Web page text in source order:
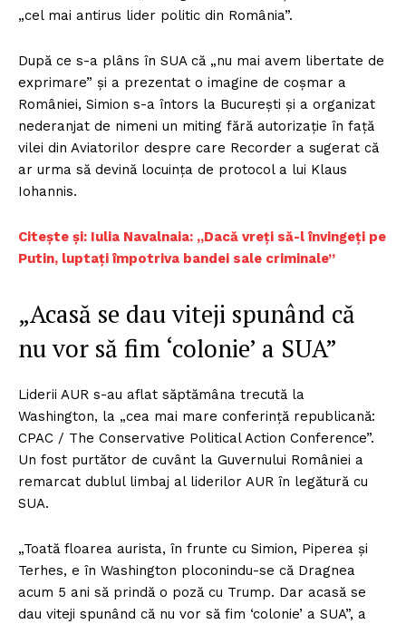
„cel mai antirus lider politic din România”.
După ce s-a plâns în SUA că „nu mai avem libertate de
exprimare” și a prezentat o imagine de coșmar a
României, Simion s-a întors la București și a organizat
nederanjat de nimeni un miting fără autorizație în față
vilei din Aviatorilor despre care Recorder a sugerat că
ar urma să devină locuința de protocol a lui Klaus
Iohannis.
Citește și: Iulia Navalnaia: „Dacă vreți să-l învingeți pe
Putin, luptați împotriva bandei sale criminale”
„Acasă se dau viteji spunând că
nu vor să fim ‘colonie’ a SUA”
Liderii AUR s-au aflat săptămâna trecută la
Washington, la „cea mai mare conferință republicană:
CPAC / The Conservative Political Action Conference”.
Un fost purtător de cuvânt la Guvernului României a
remarcat dublul limbaj al liderilor AUR în legătură cu
SUA.
„Toată floarea aurista, în frunte cu Simion, Piperea și
Terhes, e în Washington ploconindu-se că Dragnea
acum 5 ani să prindă o poză cu Trump. Dar acasă se
dau viteji spunând că nu vor să fim ‘colonie’ a SUA”, a